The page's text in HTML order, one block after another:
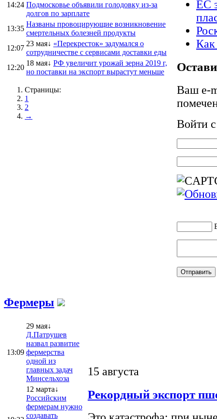
14:24 Подмосковье объявили голодовку из-за
долгов по зарплате
13:35
Названы провоцирующие возникновение
смертельных болезней продукты
12:07
23 мая↓ «Перекресток» задумался о
сотрудничестве с сервисами доставки еды
12:20
18 мая↓ РФ увеличит урожай зерна 2019 г,
но поставки на экспорт вырастут меньше
Страницы:
1
2
→
ЕС
Как
Ваш e-
Войти
Фермеры
13:09
29 мая↓
Д.Патрушев
назвал развитие
фермерства
одной из
главных задач
Минсельхоза
12 марта↓
Российским
фермерам нужно
создавать
15 августа
Рекордный экспорт